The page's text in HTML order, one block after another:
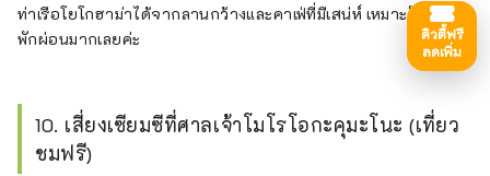
ท่าเรือโยโกฮาม่าได้จากลานกว้างและคาเฟ่ที่มีเสน่ห์ เหมาะกับการ
พักผ่อนมากเลยค่ะ
10. เสี่ยงเซียมซีที่ศาลเจ้าโมโรโอกะคุมะโนะ (เที่ยว
ชมฟรี)
ดิวตี้ฟรี
ลดเพิ่ม